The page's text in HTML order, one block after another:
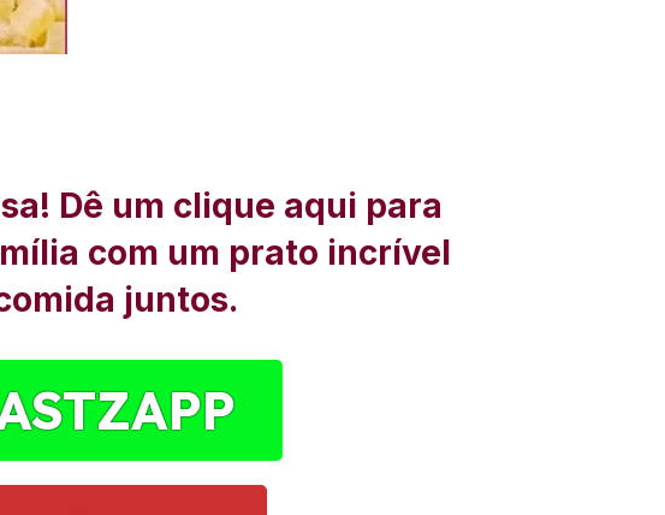
Dê um clique aqui para
com um prato incrível
juntos.